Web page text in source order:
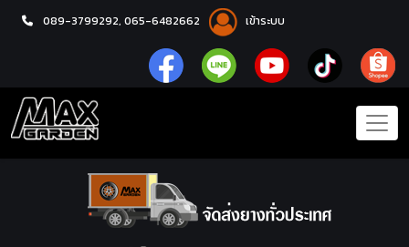
089-3799292, 065-6482662 เข้าระบบ
หน้าแรก